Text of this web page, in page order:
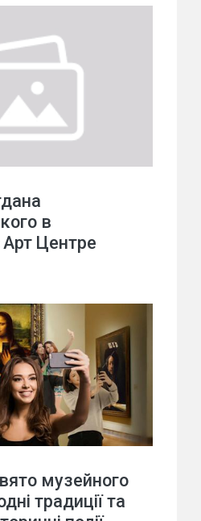
в
Центре
музейного
традиції та